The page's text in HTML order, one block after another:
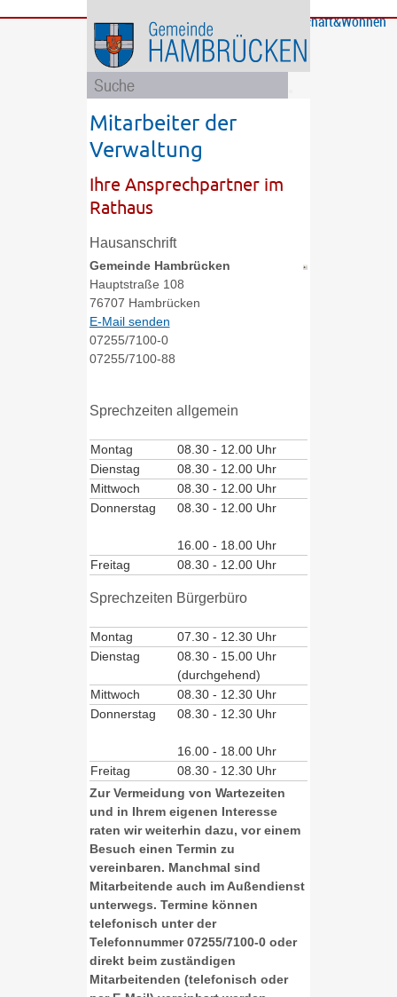
Bürgerservice
GemeindeBildung
und
Soziales
Rathaus
und
Politik
Wirtschaft&Wohnen
Mitarbeiter der
Verwaltung
Ihre Ansprechpartner im
Rathaus
Hausanschrift
Gemeinde Hambrücken
Hauptstraße 108
76707 Hambrücken
E-Mail senden
07255/7100-0
07255/7100-88
Sprechzeiten allgemein
Montag
08.30 - 12.00 Uhr
Dienstag
08.30 - 12.00 Uhr
Mittwoch
08.30 - 12.00 Uhr
Donnerstag
08.30 - 12.00 Uhr
16.00 - 18.00 Uhr
Freitag
08.30 - 12.00 Uhr
Sprechzeiten Bürgerbüro
Montag
07.30 - 12.30 Uhr
Dienstag
08.30 - 15.00 Uhr
(durchgehend)
Mittwoch
08.30 - 12.30 Uhr
Donnerstag
08.30 - 12.30 Uhr
16.00 - 18.00 Uhr
Freitag
08.30 - 12.30 Uhr
Zur Vermeidung von Wartezeiten
und in Ihrem eigenen Interesse
raten wir weiterhin dazu, vor einem
Besuch einen Termin zu
vereinbaren. Manchmal sind
Mitarbeitende auch im Außendienst
unterwegs. Termine können
telefonisch unter der
Telefonnummer 07255/7100-0 oder
direkt beim zuständigen
Mitarbeitenden (telefonisch oder